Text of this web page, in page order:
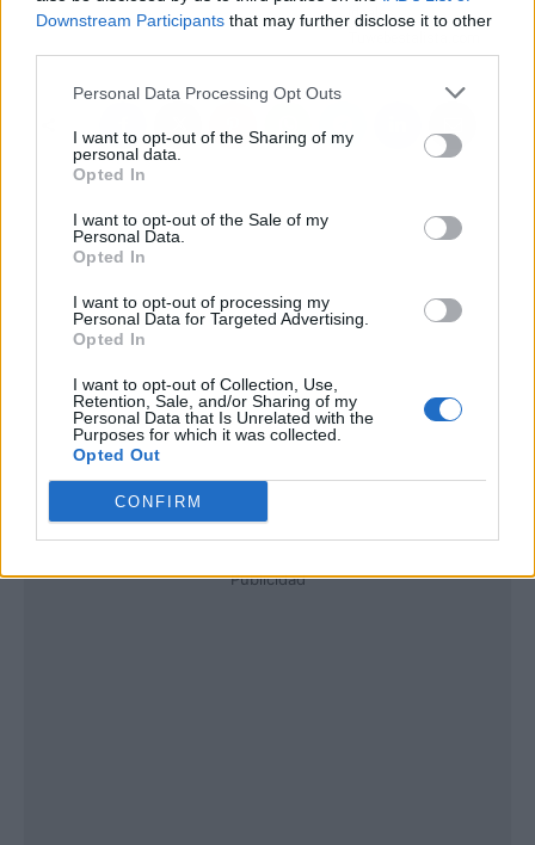
Downstream Participants that may further disclose it to other
Personal Data Processing Opt Outs
I want to opt-out of the Sharing of my
personal data.
Opted In
I want to opt-out of the Sale of my
Personal Data.
Opted In
I want to opt-out of processing my
Personal Data for Targeted Advertising.
Opted In
I want to opt-out of Collection, Use,
Retention, Sale, and/or Sharing of my
Personal Data that Is Unrelated with the
Purposes for which it was collected.
Opted Out
CONFIRM
ideales,
Publicidad